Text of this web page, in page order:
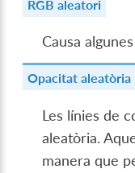
RGB aleatori
Causa
Opacitat aleatòria
Les línies de
aleatòria.
manera que